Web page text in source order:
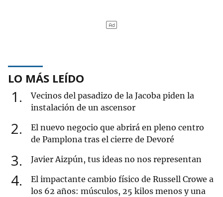
LO MÁS LEÍDO
1
Vecinos del pasadizo de la Jacoba piden la
instalación de un ascensor
2
El nuevo negocio que abrirá en pleno centro
de Pamplona tras el cierre de Devoré
3 Javier Aizpún, tus ideas no nos representan
4
El impactante cambio físico de Russell Crowe a
los 62 años: músculos, 25 kilos menos y una